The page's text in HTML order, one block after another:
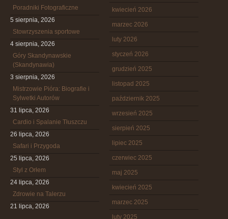
Poradniki Fotograficzne
5 sierpnia, 2026
Stowrzyszenia sportowe
4 sierpnia, 2026
Góry Skandynawskie
(Skandynawia)
3 sierpnia, 2026
Mistrzowie Pióra: Biografie i
Sylwetki Autorów
31 lipca, 2026
Cardio i Spalanie Tłuszczu
26 lipca, 2026
Safari i Przygoda
25 lipca, 2026
Styl z Orłem
24 lipca, 2026
Zdrowie na Talerzu
21 lipca, 2026
kwiecień 2026
marzec 2026
luty 2026
styczeń 2026
grudzień 2025
listopad 2025
październik 2025
wrzesień 2025
sierpień 2025
lipiec 2025
czerwiec 2025
maj 2025
kwiecień 2025
marzec 2025
luty 2025